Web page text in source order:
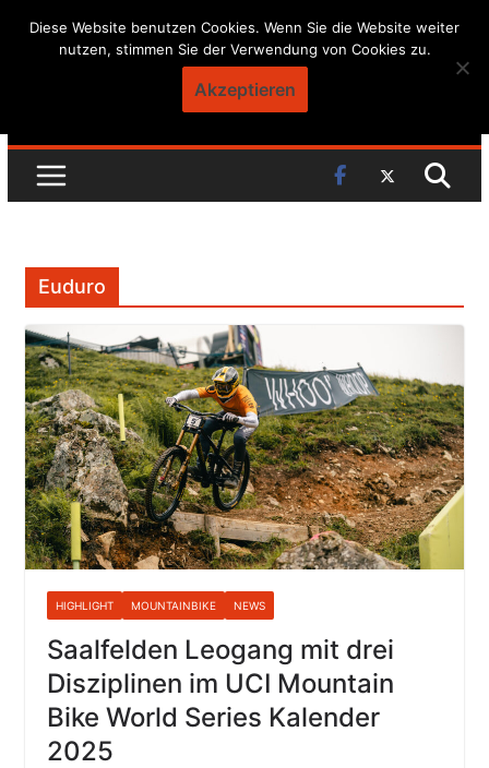
Skip
Euduro
HIGHLIGHT MOUNTAINBIKE NEWS
Saalfelden Leogang mit drei
Disziplinen im UCI Mountain
Bike World Series Kalender
2025
Diese Website benutzen Cookies. Wenn Sie die Website weiter
nutzen, stimmen Sie der Verwendung von Cookies zu.
Akzeptieren